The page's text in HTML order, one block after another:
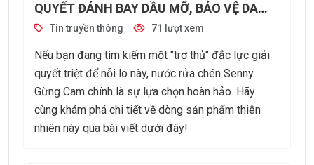
QUYẾT ĐÁNH BAY DẦU MỠ, BẢO VỆ DA
TAY TỪ THIÊN NHIÊN
Tin truyền thông 71 lượt xem
Nếu bạn đang tìm kiếm một "trợ thủ" đắc lực giải
quyết triệt để nỗi lo này, nước rửa chén Senny
Gừng Cam chính là sự lựa chọn hoàn hảo. Hãy
cùng khám phá chi tiết về dòng sản phẩm thiên
nhiên này qua bài viết dưới đây!